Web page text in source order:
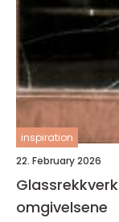
inspiration
22. February 2026
Glassrekkverk trygt, stilrent og åpent mot
omgivelsene